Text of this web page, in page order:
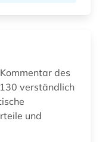
des
verständlich
und